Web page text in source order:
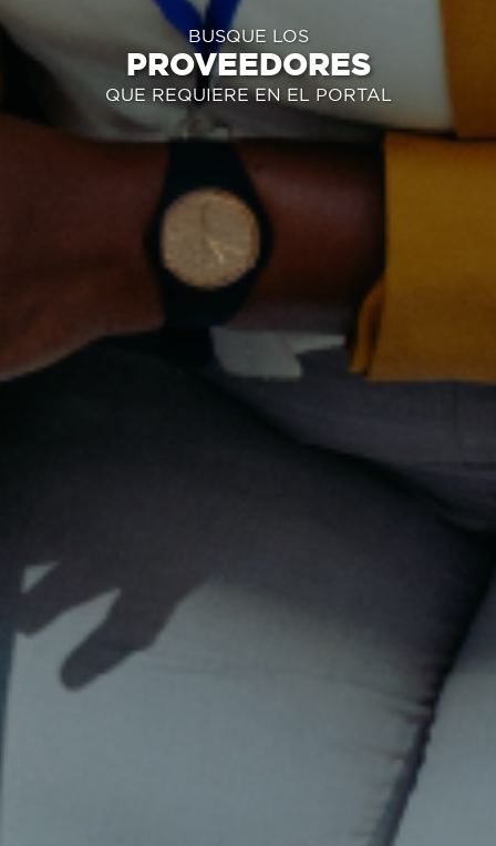
BUSQUE LOS
PROVEEDORES
QUE REQUIERE EN EL PORTAL